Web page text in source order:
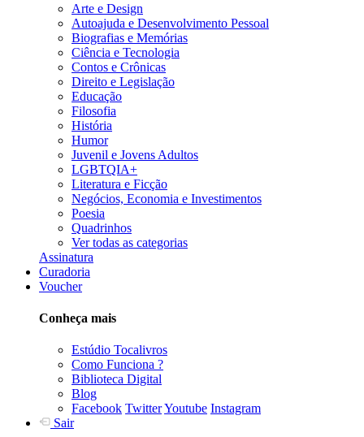
Arte e Design
Autoajuda e Desenvolvimento Pessoal
Biografias e Memórias
Ciência e Tecnologia
Contos e Crônicas
Direito e Legislação
Educação
Filosofia
História
Humor
Juvenil e Jovens Adultos
LGBTQIA+
Literatura e Ficção
Negócios, Economia e Investimentos
Poesia
Quadrinhos
Ver todas as categorias
Assinatura
Curadoria
Voucher
Conheça mais
Estúdio Tocalivros
Como Funciona ?
Biblioteca Digital
Blog
Facebook TwitterYoutube Instagram
Sair